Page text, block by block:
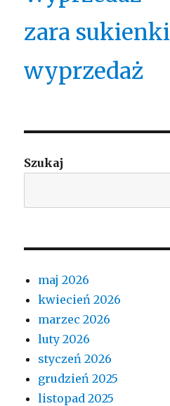
zara sukienki
wyprzedaż
Szukaj
maj 2026
kwiecień 2026
marzec 2026
luty 2026
styczeń 2026
grudzień 2025
listopad 2025